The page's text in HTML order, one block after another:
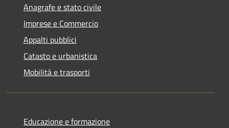
Anagrafe e stato civile
Imprese e Commercio
Appalti pubblici
Catasto e urbanistica
Mobilità e trasporti
Educazione e formazione